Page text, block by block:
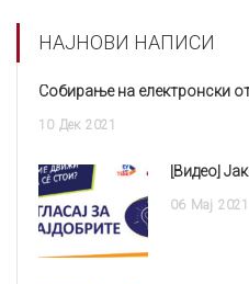
НАЈНОВИ НАПИСИ
Собирање на електронски
10 Дек 2021
[Видео]
06 Мај 2021